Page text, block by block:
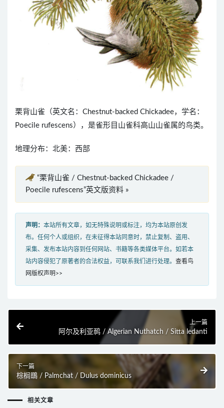
栗背山雀（英文名：Chestnut-backed Chickadee，学名：
Poecile rufescens），是雀形目山雀科高山山雀属的鸟类。
地理分布：北美：西部
“栗背山雀 / Chestnut-backed Chickadee /
Poecile rufescens”英文版资料 »
声明： 本站所有文章，如无特殊说明或标注，均为本站原创发
布。任何个人或组织，在未征得本站同意时，禁止复制、盗用、
采集、发布本站内容到任何网站、书籍等各类媒体平台。如若本
站内容侵犯了原著者的合法权益，可联系我们进行处理。 查看鸟
网版权声明>>
上一篇
阿尔及利亚䴓 / Algerian Nuthatch / Sitta ledanti
下一篇
棕榈䳭 / Palmchat / Dulus dominicus
相关文章